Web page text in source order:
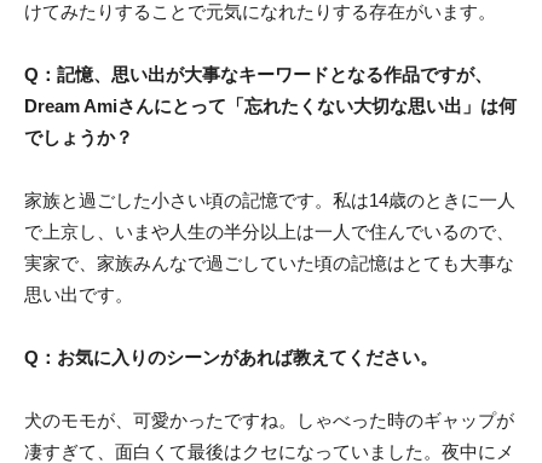
けてみたりすることで元気になれたりする存在がいます。
Q：記憶、思い出が大事なキーワードとなる作品ですが、
Dream Amiさんにとって「忘れたくない大切な思い出」は何
でしょうか？
家族と過ごした小さい頃の記憶です。私は14歳のときに一人
で上京し、いまや人生の半分以上は一人で住んでいるので、
実家で、家族みんなで過ごしていた頃の記憶はとても大事な
思い出です。
Q：お気に入りのシーンがあれば教えてください。
犬のモモが、可愛かったですね。しゃべった時のギャップが
凄すぎて、面白くて最後はクセになっていました。夜中にメ